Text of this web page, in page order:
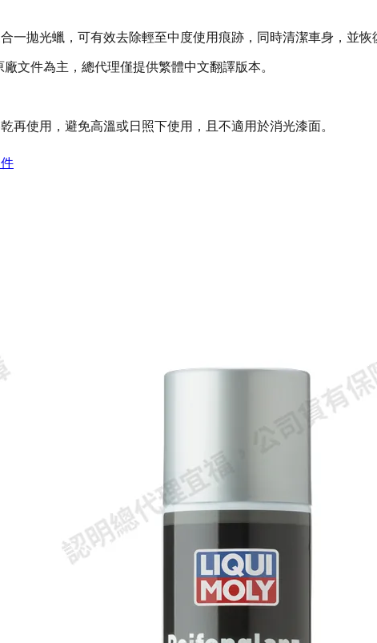
一拋光蠟，可有效去除輕至中度使用痕跡，同時清潔車身，並
文件為主，總代理僅提供繁體中文翻譯版本。
再使用，避免高溫或日照下使用，且不適用於消光漆面。